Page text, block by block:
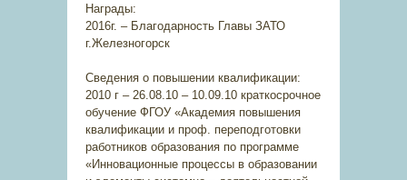
Награды:
2016г. – Благодарность Главы ЗАТО
г.Железногорск
Сведения о повышении квалификации:
2010 г – 26.08.10 – 10.09.10 краткосрочное
обучение ФГОУ «Академия повышения
квалификации и проф. переподготовки
работников образования по программе
«Инновационные процессы в образовании